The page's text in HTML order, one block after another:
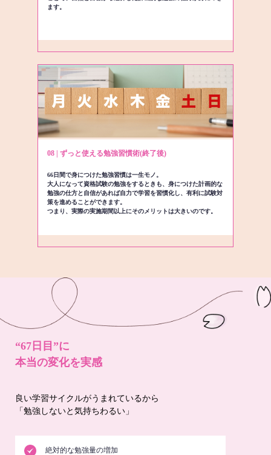
ます。
08 | ずっと使える勉強習慣術(終了後)
66日間で身につけた勉強習慣は一生モノ。
大人になって資格試験の勉強をするときも、身につけた計画的な
勉強の仕方と自信があれば自力で学習を習慣化し、有利に試験対
策を進めることができます。
つまり、実際の実施期間以上にそのメリットは大きいのです。
“67日目”に
本当の変化を実感
良い学習サイクルがうまれているから
「勉強しないと気持ちわるい」
絶対的な勉強量の増加